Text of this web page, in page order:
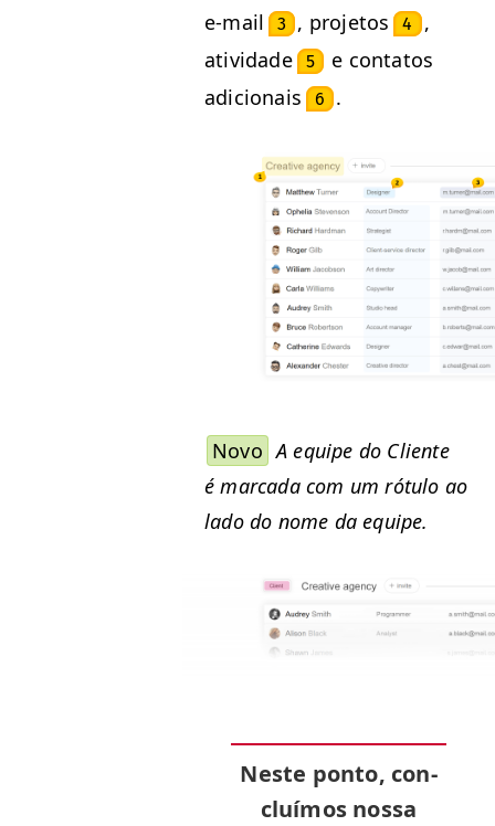
e‑mail
3 , pro­je­tos 4
,
ativi­dade
5
e con­tatos
adi­cionais
6 .
Novo A equipe do Cliente
é mar­ca­da com um rótu­lo ao
lado do nome da equipe.
Neste pon­to, con­
cluí­mos nos­sa